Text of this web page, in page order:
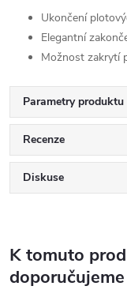
Ukončení
Elegantní
Možnost zakrytí
Parametry produktu
Recenze
Diskuse
K tomuto